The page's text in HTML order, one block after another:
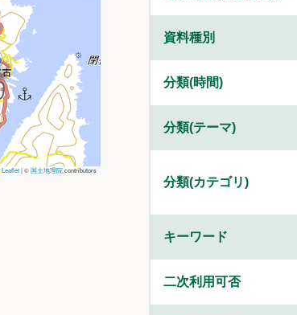
Leaflet|©国土地理院contributors
資料種別
分類(時間)
分類(テーマ)
分類(カテゴリ)
キーワード
二次利用可否